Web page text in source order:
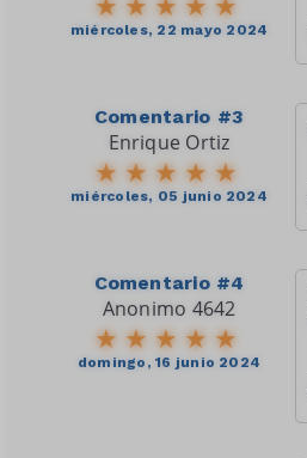
miércoles, 22 mayo 2024
Comentario #3
Enrique Ortiz
miércoles, 05 junio 2024
Comentario #4
Anonimo 4642
domingo, 16 junio 2024